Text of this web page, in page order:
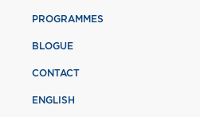
PROGRAMMES
BLOGUE
CONTACT
ENGLISH